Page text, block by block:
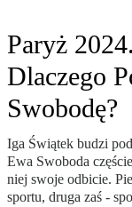
Paryż
Dlaczego
Swobodę?
Iga Świątek budzi
Ewa Swoboda
niej swoje odbicie.
sportu, druga zaś -